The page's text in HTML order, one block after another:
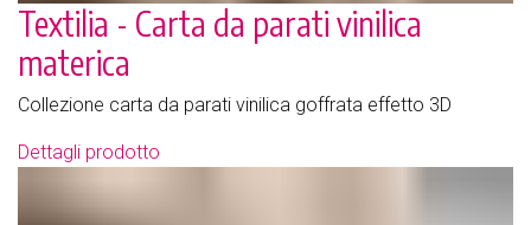
Textilia - Carta da parati vinilica
materica
Collezione carta da parati vinilica goffrata effetto 3D
Dettagli prodotto